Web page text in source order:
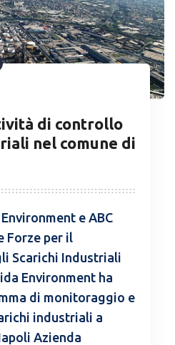
di controllo
nel comune di
e ABC
Forze per il
Scarichi Industriali
Environment ha
di monitoraggio e
industriali a
Azienda